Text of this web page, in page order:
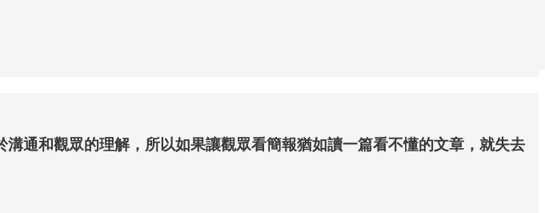
通和觀眾的理解，所以如果讓觀眾看簡報猶如讀一篇看不懂的文章，就失去